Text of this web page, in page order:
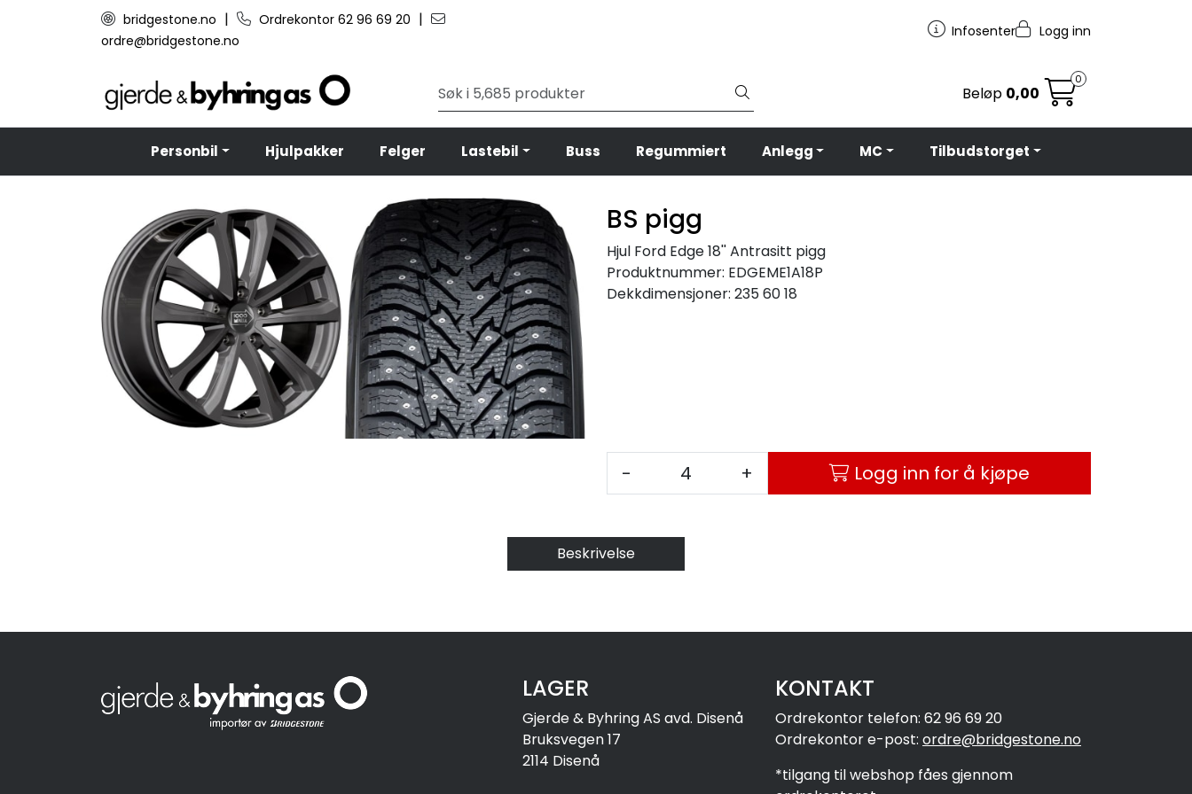
Skip to main contentbridgestone.no | Ordrekontor 62 96 69 20 |
ordre@bridgestone.no
Infosenter Logg inn
Beløp 0,00
0
Personbil Hjulpakker Felger Lastebil Buss Regummiert Anlegg MC Tilbudstorget
BS pigg
Hjul Ford Edge 18'' Antrasitt pigg
Produktnummer: EDGEME1A18P
Dekkdimensjoner: 235 60 18
- + Logg inn for å kjøpe
Beskrivelse
LAGER
Gjerde & Byhring AS avd. Disenå
Bruksvegen 17
2114 Disenå
KONTAKT
Ordrekontor telefon: 62 96 69 20
Ordrekontor e-post: ordre@bridgestone.no
*tilgang til webshop fåes gjennom